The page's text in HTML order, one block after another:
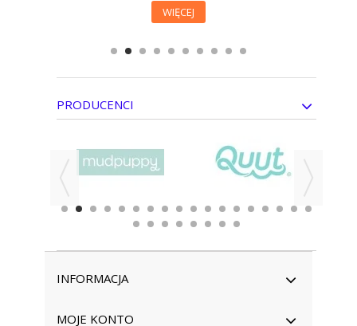
WIĘCEJ
PRODUCENCI
INFORMACJA
MOJE KONTO